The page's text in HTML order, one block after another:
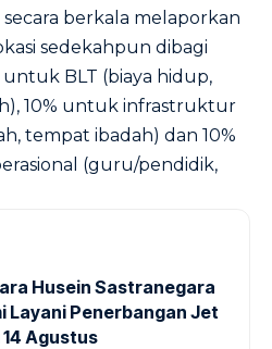
berkala melaporkan
sedekahpun dibagi
BLT (biaya hidup,
10% untuk infrastruktur
tempat ibadah) dan 10%
(guru/pendidik,
Husein Sastranegara
Layani Penerbangan Jet
14 Agustus